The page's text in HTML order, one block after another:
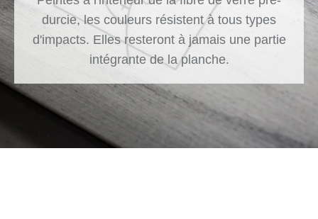
durcie, les couleurs résistent à tous types
d'impacts. Elles resteront à jamais une partie
intégrante de la planche.